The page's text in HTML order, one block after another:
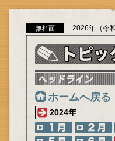
無料面 2026年（令
ホームへ戻る
2024年